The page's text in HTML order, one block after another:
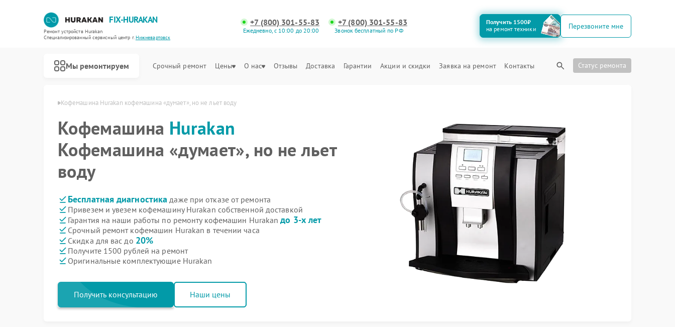
FIX-HURAKAN
Ремонт устройств Hurakan
Специализированный cервисный центр г.Нижневартовск
+7 (800) 301-55-83
Ежедневно, с 10:00 до 20:00
+7 (800) 301-55-83
Звонок бесплатный по РФ
Получить 1500₽
на ремонт техники
Перезвоните мне
Мы ремонтируем Срочный ремонт Цены О нас Отзывы Доставка Гарантии Акции и скидки Заявка на ремонт Контакты Статус ремонта
Кофемашина Hurakan кофемашина «думает», но не льет воду
Кофемашина Hurakan
Кофемашина «думает», но не льет
воду
Бесплатная диагностика даже при отказе от ремонта
Привезем и увезем кофемашину Hurakan собственной доставкой
Гарантия на наши работы по ремонту кофемашин Hurakanдо 3-х лет
Срочный ремонт кофемашин Hurakan в течении часа
Скидка для вас до 20%
Получите 1500 рублей на ремонт
Оригинальные комплектующие Hurakan
Получить консультацию Наши цены